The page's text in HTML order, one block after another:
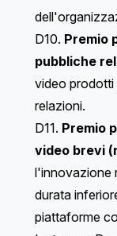
D10. Premio
pubbliche
video prodotti
relazioni.
D11. Premio
video brevi
l'innovazione
durata
piattaforme